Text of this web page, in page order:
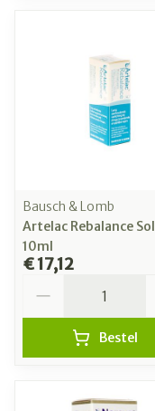
Bausch & Lomb
Artelac Rebalance Sol
10ml
€ 17,12
Bestel